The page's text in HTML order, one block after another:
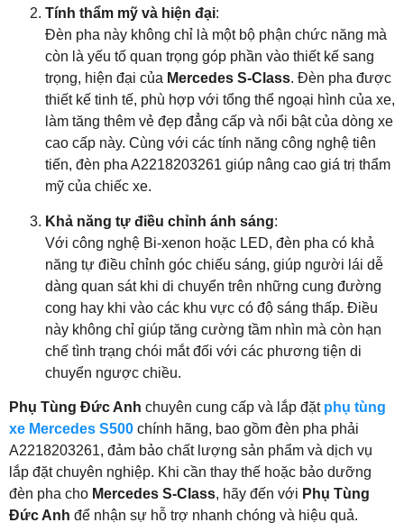
Tính thẩm mỹ và hiện đại:
Đèn pha này không chỉ là một bộ phận chức năng mà
còn là yếu tố quan trọng góp phần vào thiết kế sang
trọng, hiện đại của Mercedes S-Class. Đèn pha được
thiết kế tinh tế, phù hợp với tổng thể ngoại hình của xe,
làm tăng thêm vẻ đẹp đẳng cấp và nổi bật của dòng xe
cao cấp này. Cùng với các tính năng công nghệ tiên
tiến, đèn pha A2218203261 giúp nâng cao giá trị thẩm
mỹ của chiếc xe.
Khả năng tự điều chỉnh ánh sáng:
Với công nghệ Bi-xenon hoặc LED, đèn pha có khả
năng tự điều chỉnh góc chiếu sáng, giúp người lái dễ
dàng quan sát khi di chuyển trên những cung đường
cong hay khi vào các khu vực có độ sáng thấp. Điều
này không chỉ giúp tăng cường tầm nhìn mà còn hạn
chế tình trạng chói mắt đối với các phương tiện di
chuyển ngược chiều.
Phụ Tùng Đức Anh chuyên cung cấp và lắp đặt phụ tùng
xe Mercedes S500 chính hãng, bao gồm đèn pha phải
A2218203261, đảm bảo chất lượng sản phẩm và dịch vụ
lắp đặt chuyên nghiệp. Khi cần thay thế hoặc bảo dưỡng
đèn pha cho Mercedes S-Class, hãy đến với Phụ Tùng
Đức Anh để nhận sự hỗ trợ nhanh chóng và hiệu quả.